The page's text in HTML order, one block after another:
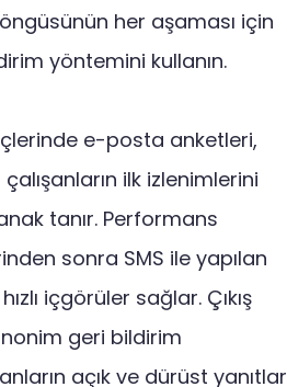
her aşaması için
yöntemini kullanın.
e-posta anketleri,
ilk izlenimlerini
tanır. Performans
sonra SMS ile yapılan
içgörüler sağlar. Çıkış
geri bildirim
açık ve dürüst yanıtlar